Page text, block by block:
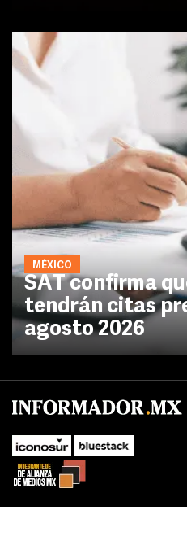
MÉXICO
SAT confirma
tendrán citas
agosto 2026